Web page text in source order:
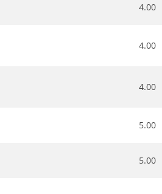
4.00
4.00
4.00
5.00
5.00